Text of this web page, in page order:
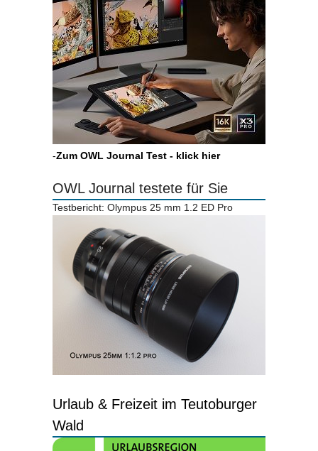
-Zum OWL Journal Test - klick hier
OWL Journal testete für Sie
Testbericht: Olympus 25 mm 1.2 ED Pro
Urlaub & Freizeit im Teutoburger
Wald